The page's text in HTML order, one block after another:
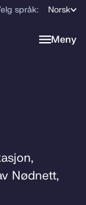
språk: Norsk
Meny
Meny
Nødnett,